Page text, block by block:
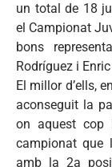
un total de 18
el Campionat
bons
Rodríguez i
El millor d’ells,
aconseguit la
on aquest cop
campionat que
amb la 2a